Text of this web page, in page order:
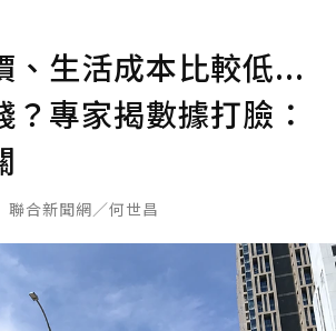
、生活成本比較低...
？專家揭數據打臉：
聯合新聞網／何世昌